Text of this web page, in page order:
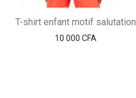
T-shirt enfant motif salutation
10 000 CFA